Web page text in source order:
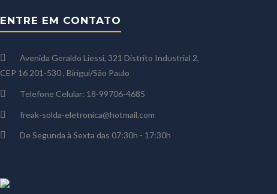
ENTRE EM CONTATO
Avenida Geraldo Liessi, 321 Distrito Industrial 2,
CEP 16 201-530 , Birigui/São Paulo
Telefone Celular: 18-99706-4685
freak-solda-eletronica@hotmail.com
De Segunda à Sexta das 07:30h - 17:30h